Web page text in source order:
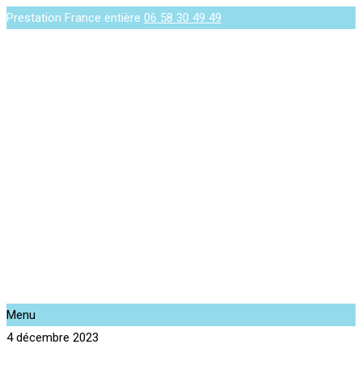
Prestation France entière 06 58 30 49 49
Menu
4 décembre 2023